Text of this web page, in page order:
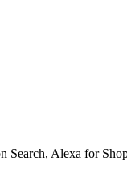
Search, Alexa for